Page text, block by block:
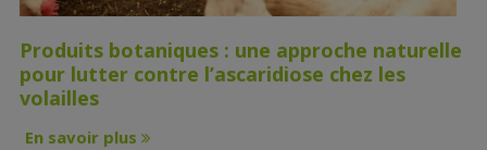
Produits botaniques : une approche naturelle
pour lutter contre l’ascaridiose chez les
volailles
En savoir plus